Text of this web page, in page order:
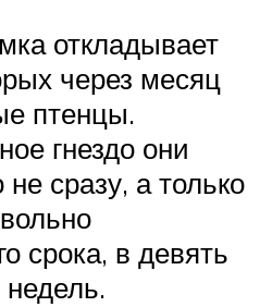
откладывает
через месяц
птенцы.
гнездо они
сразу, а только
срока, в девять